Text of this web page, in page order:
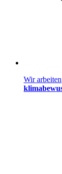
Wir arbeiten